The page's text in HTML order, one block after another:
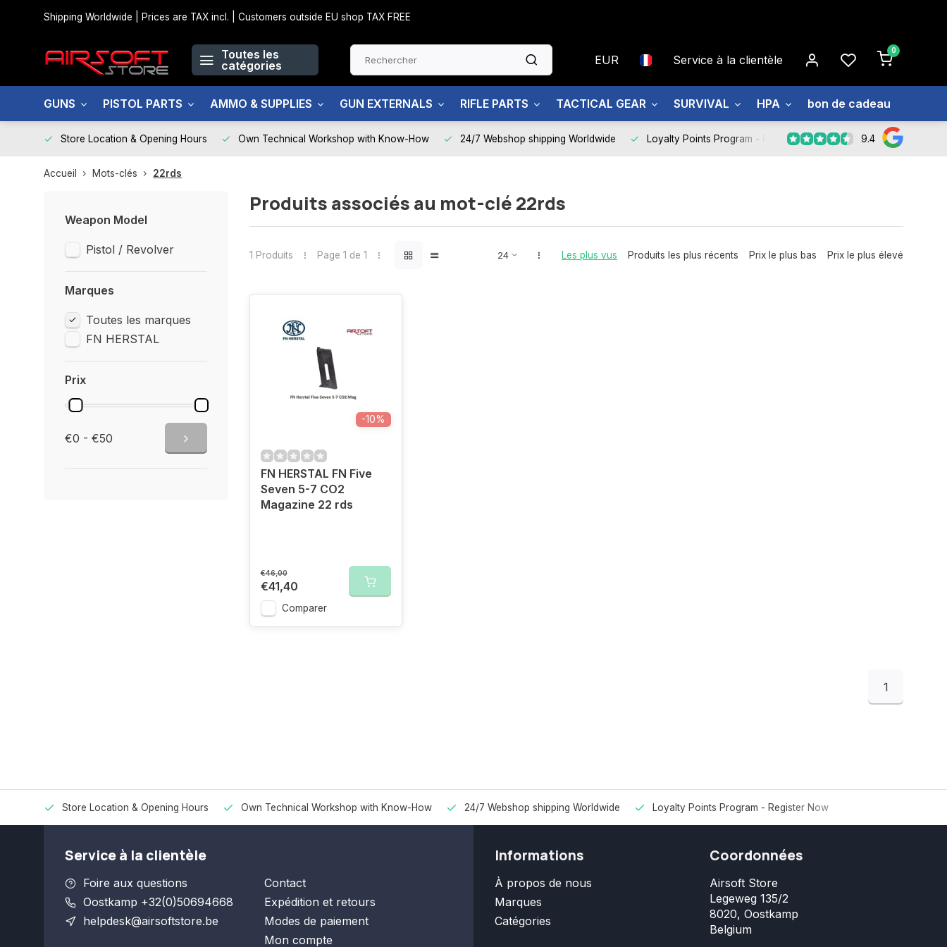
Shipping Worldwide | Prices are TAX incl. | Customers outside EU shop TAX FREE
Toutes les
catégories
EUR Service à la clientèle
0
GUNS PISTOL PARTS AMMO & SUPPLIES GUN EXTERNALS RIFLE PARTS TACTICAL GEAR SURVIVAL HPA bon de cadeau
Store Location & Opening Hours Own Technical Workshop with Know-How 24/7 Webshop shipping Worldwide Loyalty Points Program - Register Now 9.4
Accueil Mots-clés 22rds
Weapon Model
Pistol / Revolver
Marques
Toutes les marques
FN HERSTAL
Prix
€0 - €50
Produits associés au mot-clé 22rds
1 Produits Page 1 de 1 Les plus vus Produits les plus récents Prix le plus bas Prix le plus élevé
-10%
FN HERSTAL FN Five
Seven 5-7 CO2
Magazine 22 rds
€46,00
€41,40
Comparer
1
Store Location & Opening Hours Own Technical Workshop with Know-How 24/7 Webshop shipping Worldwide Loyalty Points Program - Register Now
Service à la clientèle
Foire aux questions
Oostkamp +32(0)50694668
helpdesk@airsoftstore.be
Contact
Expédition et retours
Modes de paiement
Mon compte
Informations
À propos de nous
Marques
Catégories
Coordonnées
Airsoft Store
Legeweg 135/2
8020, Oostkamp
Belgium